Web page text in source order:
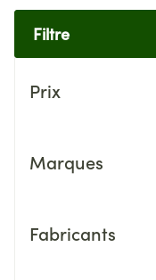
Filtre
Prix
Marques
Fabricants